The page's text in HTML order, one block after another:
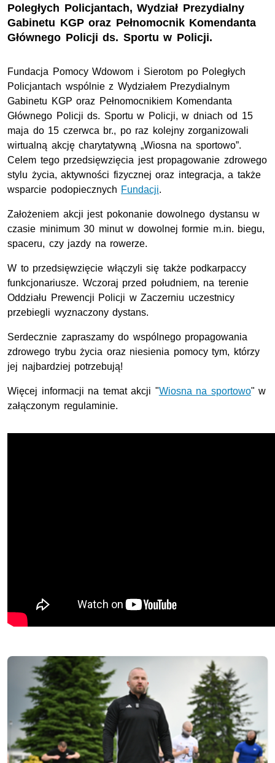
Poległych Policjantach, Wydział Prezydialny
Gabinetu KGP oraz Pełnomocnik Komendanta
Głównego Policji ds. Sportu w Policji.
Fundacja Pomocy Wdowom i Sierotom po Poległych
Policjantach wspólnie z Wydziałem Prezydialnym
Gabinetu KGP oraz Pełnomocnikiem Komendanta
Głównego Policji ds. Sportu w Policji, w dniach od 15
maja do 15 czerwca br., po raz kolejny zorganizowali
wirtualną akcję charytatywną „Wiosna na sportowo”.
Celem tego przedsięwzięcia jest propagowanie zdrowego
stylu życia, aktywności fizycznej oraz integracja, a także
wsparcie podopiecznych Fundacji.
Założeniem akcji jest pokonanie dowolnego dystansu w
czasie minimum 30 minut w dowolnej formie m.in. biegu,
spaceru, czy jazdy na rowerze.
W to przedsięwzięcie włączyli się także podkarpaccy
funkcjonariusze. Wczoraj przed południem, na terenie
Oddziału Prewencji Policji w Zaczerniu uczestnicy
przebiegli wyznaczony dystans.
Serdecznie zapraszamy do wspólnego propagowania
zdrowego trybu życia oraz niesienia pomocy tym, którzy
jej najbardziej potrzebują!
Więcej informacji na temat akcji "Wiosna na sportowo" w
załączonym regulaminie.